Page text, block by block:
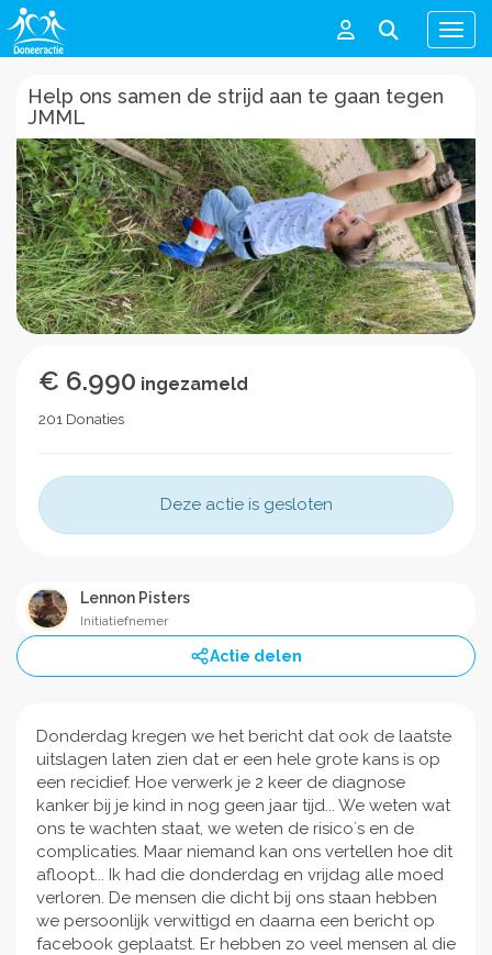
Menu
Help ons samen de strijd aan te gaan tegen
JMML
€ 6.990 ingezameld
201 Donaties
Deze actie is gesloten
Lennon Pisters
Initiatiefnemer
Actie delen
Donderdag kregen we het bericht dat ook de laatste
uitslagen laten zien dat er een hele grote kans is op
een recidief. Hoe verwerk je 2 keer de diagnose
kanker bij je kind in nog geen jaar tijd... We weten wat
ons te wachten staat, we weten de risico´s en de
complicaties. Maar niemand kan ons vertellen hoe dit
afloopt... Ik had die donderdag en vrijdag alle moed
verloren. De mensen die dicht bij ons staan hebben
we persoonlijk verwittigd en daarna een bericht op
facebook geplaatst. Er hebben zo veel mensen al die